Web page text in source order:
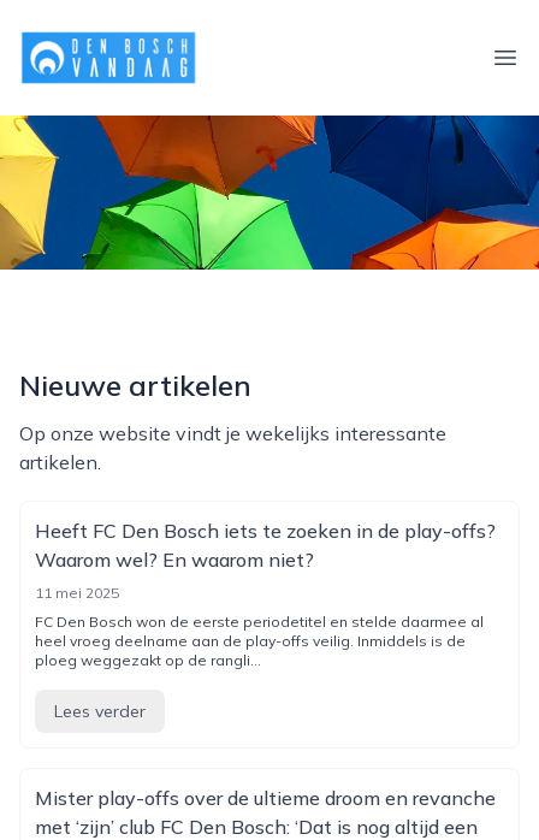
denboschvandaag.nl
Nieuwe artikelen
Op onze website vindt je wekelijks interessante
artikelen.
Heeft FC Den Bosch iets te zoeken in de play-offs?
Waarom wel? En waarom niet?
11 mei 2025
FC Den Bosch won de eerste periodetitel en stelde daarmee al
heel vroeg deelname aan de play-offs veilig. Inmiddels is de
ploeg weggezakt op de rangli...
Lees verder
Mister play-offs over de ultieme droom en revanche
met ‘zijn’ club FC Den Bosch: ‘Dat is nog altijd een